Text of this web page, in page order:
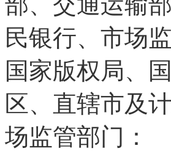
民银行、市场
国家版权局、
区、直辖市及
场监管部门：